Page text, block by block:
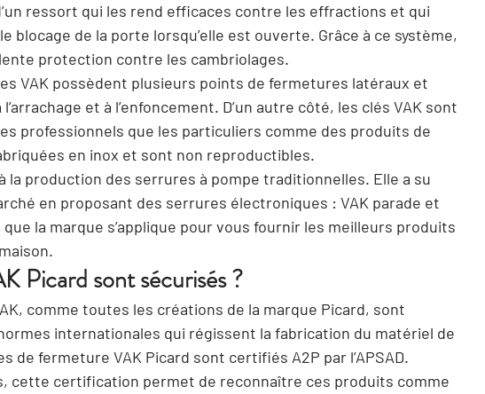
ressort qui les rend efficaces contre les effractions et qui
blocage de la porte lorsqu’elle est ouverte. Grâce à ce système,
protection contre les cambriolages.
VAK possèdent plusieurs points de fermetures latéraux et
et à l’enfoncement. D’un autre côté, les clés VAK sont
professionnels que les particuliers comme des produits de
en inox et sont non reproductibles.
la production des serrures à pompe traditionnelles. Elle a su
en proposant des serrures électroniques : VAK parade et
que la marque s’applique pour vous fournir les meilleurs produits
Picard sont sécurisés ?
comme toutes les créations de la marque Picard, sont
internationales qui régissent la fabrication du matériel de
de fermeture VAK Picard sont certifiés A2P par l’APSAD.
cette certification permet de reconnaître ces produits comme